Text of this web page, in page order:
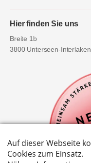
Hier finden Sie uns
Breite 1b
3800 Unterseen-Interlaken